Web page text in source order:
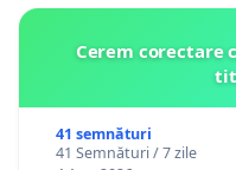
Cerem corectare
41 semnături
41 Semnături / 7 zile